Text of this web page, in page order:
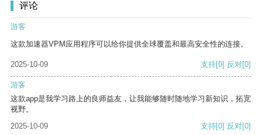
评论
游客
这款加速器VPM应用程序可以给你提供全球覆盖和最高安全性的连接。
2025-10-09 支持[0] 反对[0]
游客
这款app是我学习路上的良师益友，让我能够随时随地学习新知识，拓宽
视野。
2025-10-09
支持[0] 反对[0]